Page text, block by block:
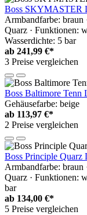
Boss SKYMASTER
Armbandfarbe: braun
Quarz · Funktionen:
Wasserdichte: 5 bar
ab 241,99 €*
3 Preise vergleichen
Boss Baltimore Tenn
Gehäusefarbe: beige
ab 113,97 €*
2 Preise vergleichen
Boss Principle Quarz
Armbandfarbe: braun
Quarz · Funktionen:
bar
ab 134,00 €*
5 Preise vergleichen